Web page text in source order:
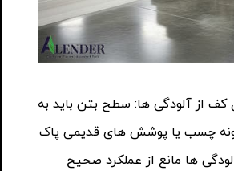
کف از آلودگی ها: سطح بتن باید به
چسب یا پوشش های قدیمی پاک
ها مانع از عملکرد صحیح